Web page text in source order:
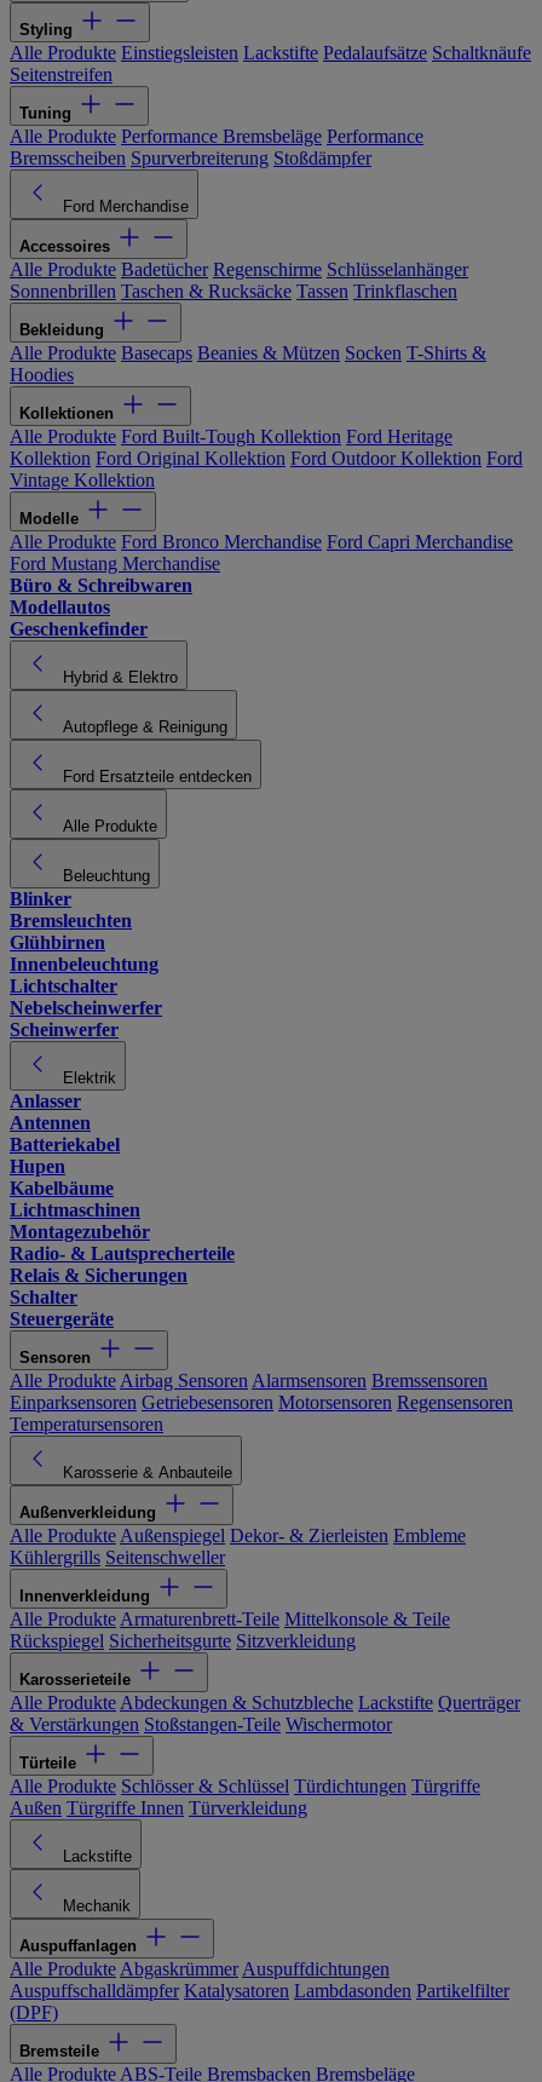
Styling
Alle Produkte Einstiegsleisten Lackstifte Pedalaufsätze Schaltknäufe
Seitenstreifen
Tuning
Alle Produkte Performance Bremsbeläge Performance
Bremsscheiben Spurverbreiterung Stoßdämpfer
Ford Merchandise
Accessoires
Alle Produkte Badetücher Regenschirme Schlüsselanhänger
Sonnenbrillen Taschen & Rucksäcke Tassen Trinkflaschen
Bekleidung
Alle Produkte Basecaps Beanies & Mützen Socken T-Shirts &
Hoodies
Kollektionen
Alle Produkte Ford Built-Tough Kollektion Ford Heritage
Kollektion Ford Original Kollektion Ford Outdoor Kollektion Ford
Vintage Kollektion
Modelle
Alle Produkte Ford Bronco Merchandise Ford Capri Merchandise
Ford Mustang Merchandise
Büro & Schreibwaren
Modellautos
Geschenkefinder
Hybrid & Elektro
Autopflege & Reinigung
Ford Ersatzteile entdecken
Alle Produkte
Beleuchtung
Blinker
Bremsleuchten
Glühbirnen
Innenbeleuchtung
Lichtschalter
Nebelscheinwerfer
Scheinwerfer
Elektrik
Anlasser
Antennen
Batteriekabel
Hupen
Kabelbäume
Lichtmaschinen
Montagezubehör
Radio- & Lautsprecherteile
Relais & Sicherungen
Schalter
Steuergeräte
Sensoren
Alle Produkte Airbag Sensoren Alarmsensoren Bremssensoren
Einparksensoren Getriebesensoren Motorsensoren Regensensoren
Temperatursensoren
Karosserie & Anbauteile
Außenverkleidung
Alle Produkte Außenspiegel Dekor- & Zierleisten Embleme
Kühlergrills Seitenschweller
Innenverkleidung
Alle Produkte Armaturenbrett-Teile Mittelkonsole & Teile
Rückspiegel Sicherheitsgurte Sitzverkleidung
Karosserieteile
Alle Produkte Abdeckungen & Schutzbleche Lackstifte Querträger
& Verstärkungen Stoßstangen-Teile Wischermotor
Türteile
Alle Produkte Schlösser & Schlüssel Türdichtungen Türgriffe
Außen Türgriffe Innen Türverkleidung
Lackstifte
Mechanik
Auspuffanlagen
Alle Produkte Abgaskrümmer Auspuffdichtungen
Auspuffschalldämpfer Katalysatoren Lambdasonden Partikelfilter
(DPF)
Bremsteile
Alle Produkte ABS-Teile Bremsbacken Bremsbeläge